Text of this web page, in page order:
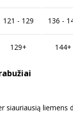
121 - 129 136 -
129+ 144+
siauriausią liemens